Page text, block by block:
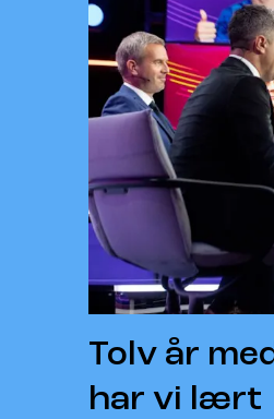
Tolv år
har vi lært